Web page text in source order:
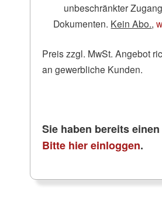
unbeschränkter
Dokumenten. Kein Abo.,
Preis zzgl. MwSt. Angebot
an gewerbliche Kunden.
Sie haben bereits
Bitte hier einloggen.